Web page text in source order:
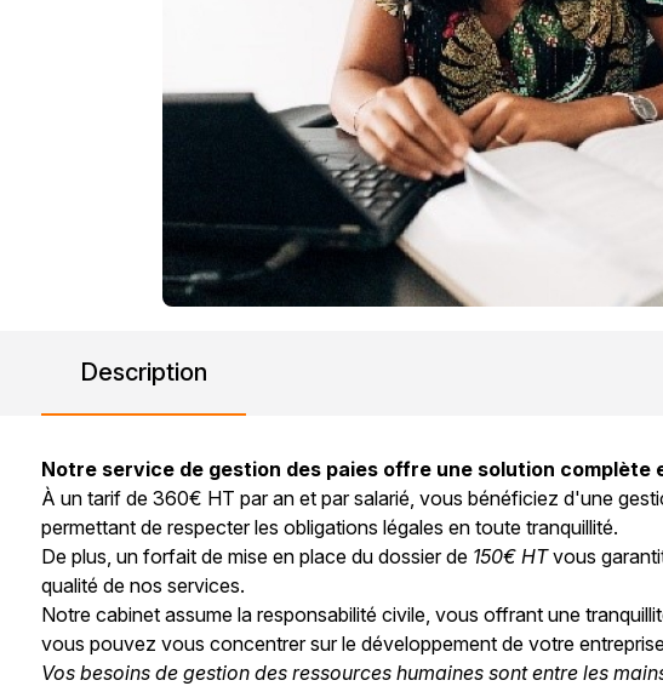
Description
Notre service de gestion des paies offre une solution
À un tarif de 360€ HT par an et par salarié, vous bénéficiez d'une
permettant de respecter les obligations légales en toute tranquillité.
De plus, un forfait de mise en place du dossier de 150€ HTvous
qualité de nos services.
Notre cabinet assume la responsabilité civile, vous offrant une
vous pouvez vous concentrer sur le développement de votre
Vos besoins de gestion des ressources humaines sont entre les